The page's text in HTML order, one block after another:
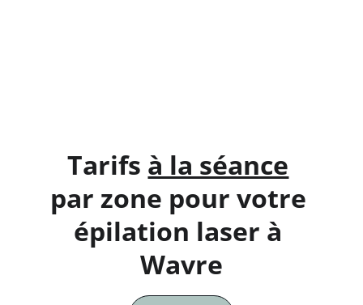
Tarifs à la séance
par zone pour votre
épilation laser à
Wavre